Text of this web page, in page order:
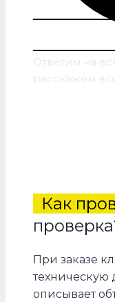
Ответим на
расскажем
Как
При заказе
техническую
описывает